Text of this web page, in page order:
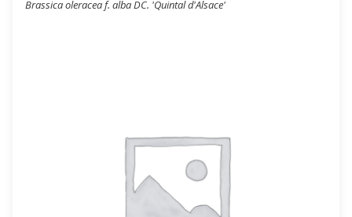
Brassica oleracea f. alba DC. 'Quintal d'Alsace'